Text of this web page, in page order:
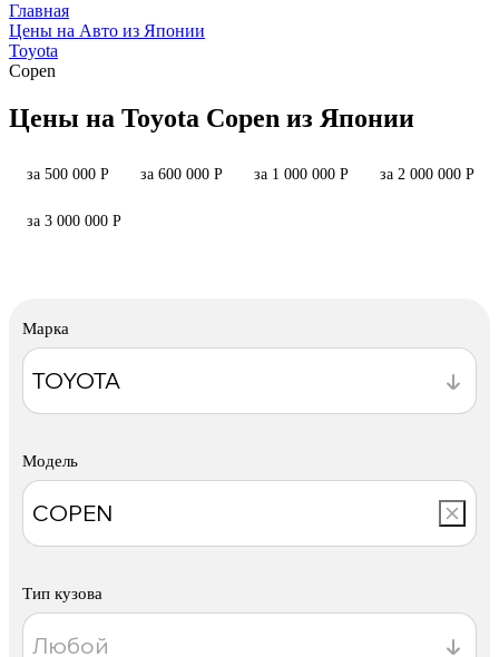
Главная
Цены на Авто из Японии
Toyota
Copen
Цены на Toyota Copen из Японии
за 500 000 Р за 600 000 Р за 1 000 000 Р за 2 000 000 Р
за 3 000 000 Р
Марка
Модель
Тип кузова